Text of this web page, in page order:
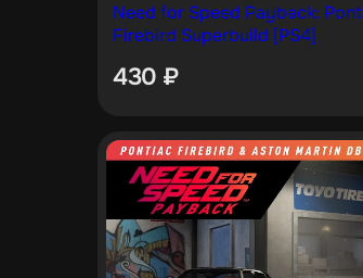
Need for Speed Payback:
Firebird Superbuild [PS4]
430 ₽